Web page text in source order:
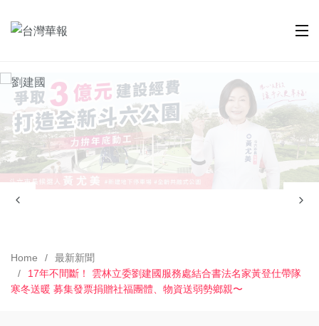
Home
最新新聞
17年不間斷！ 雲林立委劉建國服務處結合書法名家黃登仕帶隊
寒冬送暖 募集發票捐贈社福團體、物資送弱勢鄉親〜